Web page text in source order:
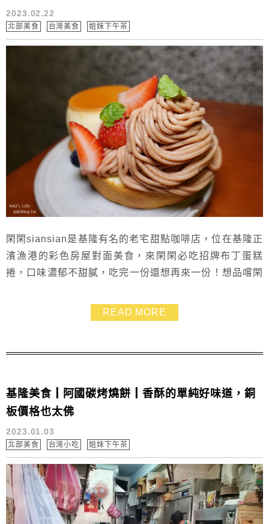
2023.02.22
北部美食 台灣美食 姐妹下午茶
閑閑siansian是基隆有名的老宅甜點咖啡店，位在基隆正
濱漁港的彩色房屋對面美食，來閑閑必吃招牌布丁蛋糕
捲，口味濃郁不甜膩，吃完一份還想再來一份！想品嚐閑
READ MORE
基隆美食┃阿國碳烤燒餅┃香酥的單純好味道，銅
板價格也太佛
2023.01.03
北部美食 台灣小吃 姐妹下午茶